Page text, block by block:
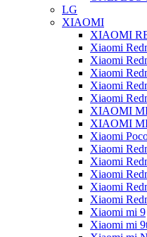
LG
XIAOMI
XIAOMI
Xiaomi
Xiaomi
Xiaomi
Xiaomi
Xiaomi
XIAOMI
XIAOMI
Xiaomi
Xiaomi
Xiaomi
Xiaomi
Xiaomi
Xiaomi
Xiaomi mi 9
Xiaomi mi